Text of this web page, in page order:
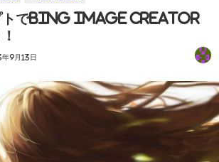
プトでBing Image Creator
9月13日